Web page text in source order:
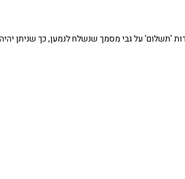
'תשלום' על גבי מסמך שנשלח לנמען, כך שניתן